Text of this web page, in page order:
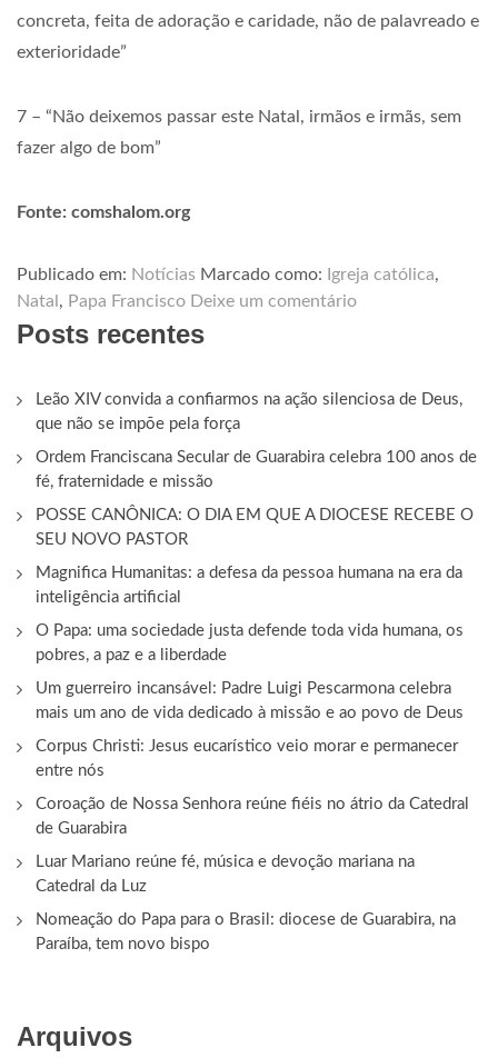
concreta, feita de adoração e caridade, não de palavreado e
exterioridade”
7 – “Não deixemos passar este Natal, irmãos e irmãs, sem
fazer algo de bom”
Fonte: comshalom.org
Publicado em: Notícias Marcado como: Igreja católica,
Natal , Papa Francisco Deixe um comentário
Posts recentes
Leão XIV convida a confiarmos na ação silenciosa de Deus,
que não se impõe pela força
Ordem Franciscana Secular de Guarabira celebra 100 anos de
fé, fraternidade e missão
POSSE CANÔNICA: O DIA EM QUE A DIOCESE RECEBE O
SEU NOVO PASTOR
Magnifica Humanitas: a defesa da pessoa humana na era da
inteligência artificial
O Papa: uma sociedade justa defende toda vida humana, os
pobres, a paz e a liberdade
Um guerreiro incansável: Padre Luigi Pescarmona celebra
mais um ano de vida dedicado à missão e ao povo de Deus
Corpus Christi: Jesus eucarístico veio morar e permanecer
entre nós
Coroação de Nossa Senhora reúne fiéis no átrio da Catedral
de Guarabira
Luar Mariano reúne fé, música e devoção mariana na
Catedral da Luz
Nomeação do Papa para o Brasil: diocese de Guarabira, na
Paraíba, tem novo bispo
Arquivos